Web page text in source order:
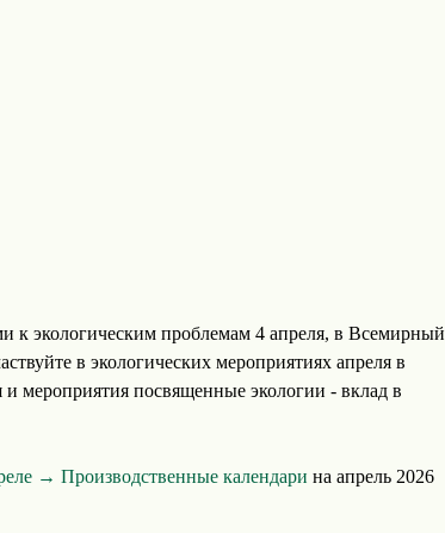
к экологическим проблемам 4 апреля, в Всемирный
в экологических мероприятиях апреля в
мероприятия посвященные экологии - вклад в
→ Производственные календари на апрель 2026